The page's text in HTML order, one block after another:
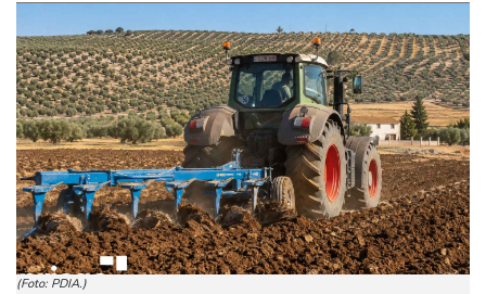
(Foto: PDIA.)